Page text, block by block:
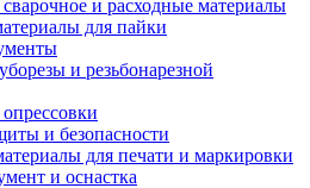
и расходные материалы
для пайки
и резьбонарезной
и безопасности
для печати и маркировки
и оснастка